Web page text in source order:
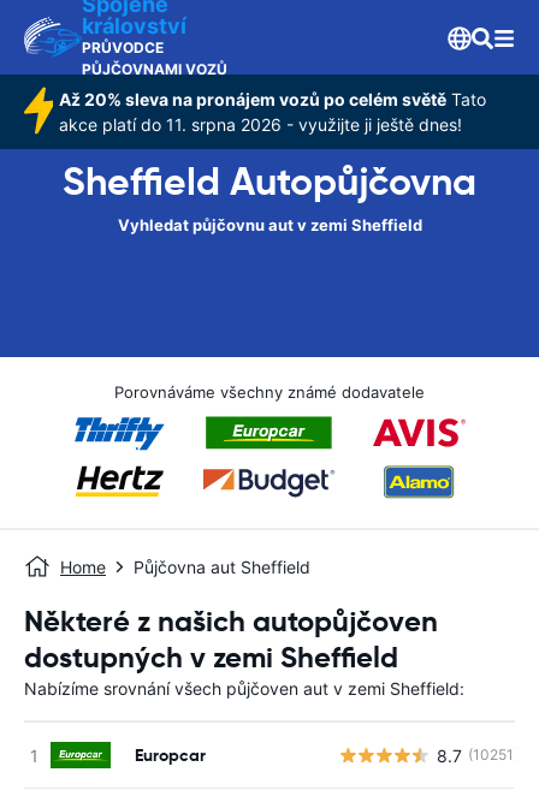
království
PRŮVODCE
PŮJČOVNAMI VOZŮ
Až 20% sleva na pronájem vozů po celém světě Tato
akce platí do 11. srpna 2026 - využijte ji ještě dnes!
Sheffield Autopůjčovna
Vyhledat půjčovnu aut v zemi Sheffield
Porovnáváme všechny známé dodavatele
Home Půjčovna aut Sheffield
Některé z našich autopůjčoven
dostupných v zemi Sheffield
Nabízíme srovnání všech půjčoven aut v zemi Sheffield:
Europcar 8.7 (10251)